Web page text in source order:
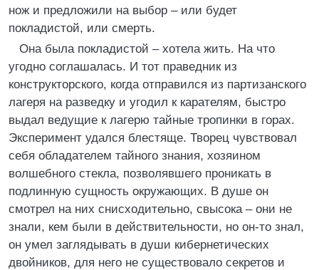
нож и предложили на выбор – или будет
покладистой, или смерть.
Она была покладистой – хотела жить. На что
угодно соглашалась. И тот праведник из
конструкторского, когда отправился из партизанского
лагеря на разведку и угодил к карателям, быстро
выдал ведущие к лагерю тайные тропинки в горах.
Эксперимент удался блестяще. Творец чувствовал
себя обладателем тайного знания, хозяином
волшебного стекла, позволявшего проникать в
подлинную сущность окружающих. В душе он
смотрел на них снисходительно, свысока – они не
знали, кем были в действительности, но он-то знал,
он умел заглядывать в души кибернетических
двойников, для него не существовало секретов и